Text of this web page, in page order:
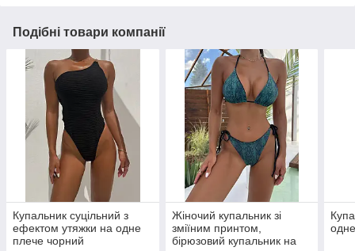
Подібні товари компанії
Купальник суцільний з
ефектом утяжки на одне
плече чорний
Жіночий купальник зі
зміїним принтом,
бірюзовий купальник на